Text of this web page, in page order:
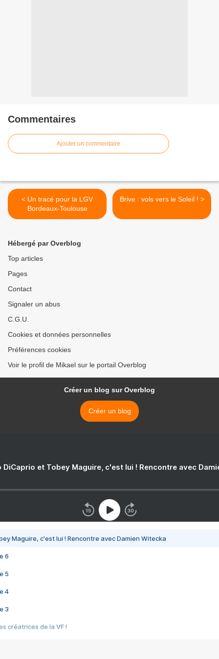
Commentaires
Ajouter un commentaire
< Un tracé pour la LGV
Bordeaux-Toulouse
Brive : vols vers le Soleil ! >
Hébergé par Overblog
Top articles
Pages
Contact
Signaler un abus
C.G.U.
Cookies et données personnelles
Préférences cookies
Voir le profil de Mikael sur le portail Overblog
Créer un blog sur Overblog
Créer un blog
DiCaprio et Tobey Maguire, c'est lui ! Rencontre avec
Maguire, c'est lui ! Rencontre avec Damien Witecka
6
5
4
3
créatrices de la VF !